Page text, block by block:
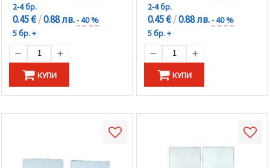
2-4 бр.
0.45 €/0.88 лв.- 40 %
5 бр. +
КУПИ
2-4 бр.
0.45 €/0.88 лв.- 40 %
5 бр. +
КУПИ